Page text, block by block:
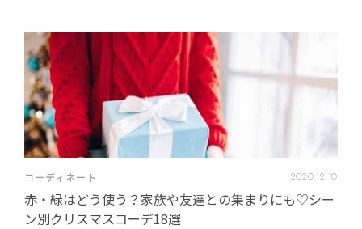
コーディネート 2020.12 .10
赤・緑はどう使う？家族や友達との集まりにも♡シー
ン別クリスマスコーデ18選